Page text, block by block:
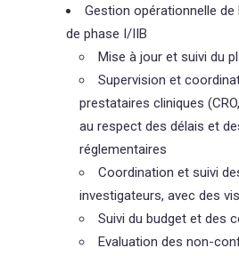
Gestion opérationnelle de
de phase I/IIB
Mise à jour et suivi du
Supervision et
prestataires cliniques
au respect des délais et
réglementaires
Coordination et suivi
investigateurs, avec des
Suivi du budget et des
Evaluation des non-